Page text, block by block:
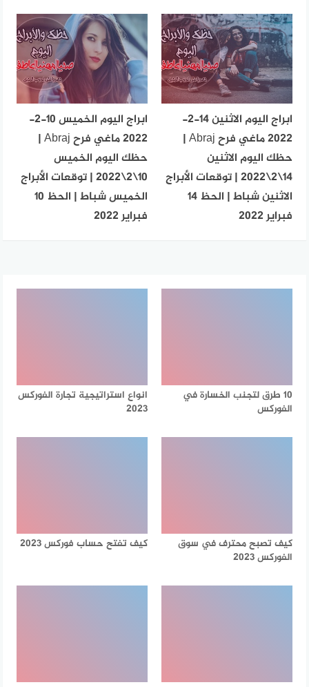
ابراج اليوم الاثنين 14-2-
2022 ماغي فرح Abraj |
حظك اليوم الاثنين
14\2\2022 | توقعات الأبراج
الاثنين شباط | الحظ 14
فبراير 2022
ابراج اليوم الخميس 10-2-
2022 ماغي فرح Abraj |
حظك اليوم الخميس
10\2\2022 | توقعات الأبراج
الخميس شباط | الحظ 10
فبراير 2022
10 طرق لتجنب الخسارة في
الفوركس
انواع استراتيجية تجارة الفوركس
2023
كيف تصبح محترف في سوق
الفوركس 2023
كيف تفتح حساب فوركس 2023